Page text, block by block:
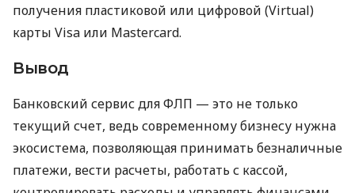
получения пластиковой или цифровой (Virtual)
карты Visa или Mastercard.
Вывод
Банковский сервис для ФЛП — это не только
текущий счет, ведь современному бизнесу нужна
экосистема, позволяющая принимать безналичные
платежи, вести расчеты, работать с кассой,